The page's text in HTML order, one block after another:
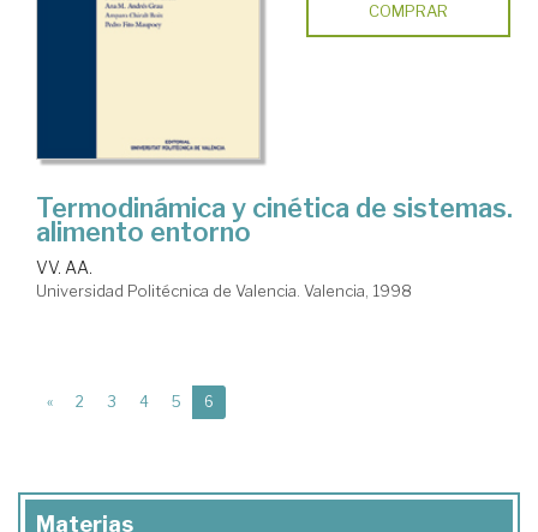
COMPRAR
Termodinámica y cinética de sistemas.
alimento entorno
VV. AA.
Universidad Politécnica de Valencia. Valencia, 1998
« 2 3 4 5 6
Materias